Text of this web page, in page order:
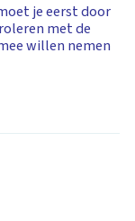
je eerst door
met de
willen nemen